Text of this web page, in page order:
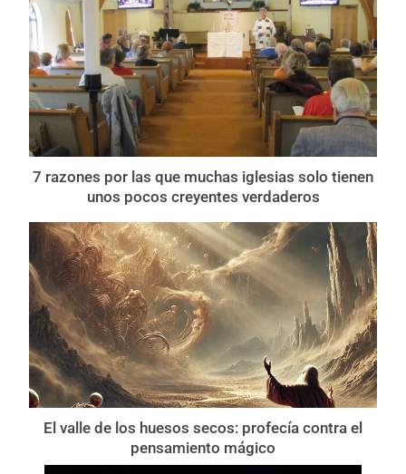
7 razones por las que muchas iglesias solo tienen
unos pocos creyentes verdaderos
El valle de los huesos secos: profecía contra el
pensamiento mágico